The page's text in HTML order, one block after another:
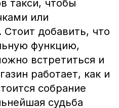
такси, чтобы
или
добавить, что
функцию,
встретиться и
работает, как и
собрание
судьба